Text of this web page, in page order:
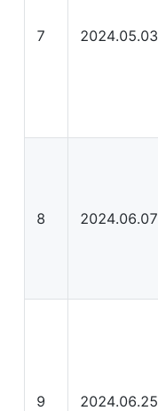
7 2024.05.03
8 2024.06.07
9 2024.06.25